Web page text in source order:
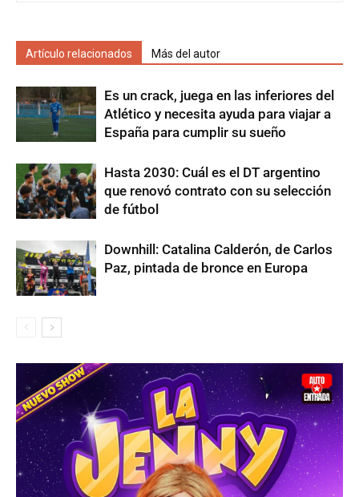
Artículo relacionados Más del autor
Es un crack, juega en las inferiores del
Atlético y necesita ayuda para viajar a
España para cumplir su sueño
Hasta 2030: Cuál es el DT argentino
que renovó contrato con su selección
de fútbol
Downhill: Catalina Calderón, de Carlos
Paz, pintada de bronce en Europa